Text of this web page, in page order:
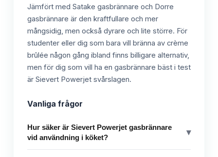
Jämfört med Satake gasbrännare och Dorre
gasbrännare är den kraftfullare och mer
mångsidig, men också dyrare och lite större. För
studenter eller dig som bara vill bränna av crème
brûlée någon gång ibland finns billigare alternativ,
men för dig som vill ha en gasbrännare bäst i test
är Sievert Powerjet svårslagen.
Vanliga frågor
Hur säker är Sievert Powerjet gasbrännare
vid användning i köket?
▾